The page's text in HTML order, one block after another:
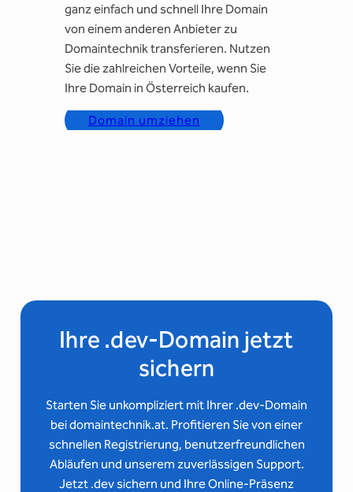
ganz einfach und schnell Ihre Domain
von einem anderen Anbieter zu
Domaintechnik transferieren. Nutzen
Sie die zahlreichen Vorteile, wenn Sie
Ihre Domain in Österreich kaufen.
Domain umziehen
Ihre .dev-Domain jetzt
sichern
Starten Sie unkompliziert mit Ihrer .dev-Domain
bei domaintechnik.at. Profitieren Sie von einer
schnellen Registrierung, benutzerfreundlichen
Abläufen und unserem zuverlässigen Support.
Jetzt .dev sichern und Ihre Online-Präsenz